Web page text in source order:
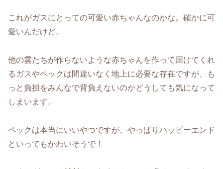
これがガスにとっての可愛い赤ちゃんなのかな。確かに可
愛いんだけど。
他の雲たちが作らないような赤ちゃんを作って届けてくれ
るガスやペックは間違いなく地上に必要な存在ですが、も
っと負担をみんなで背負えないのかどうしても気になって
しまいます。
ペックは本当にいいやつですが、やっぱりハッピーエンド
といってもかわいそうで！